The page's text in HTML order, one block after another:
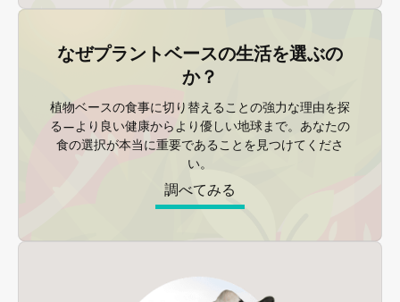
なぜプラントベースの生活を選ぶの
か？
植物ベースの食事に切り替えることの強力な理由を探
る—より良い健康からより優しい地球まで。あなたの
食の選択が本当に重要であることを見つけてくださ
い。
調べてみる